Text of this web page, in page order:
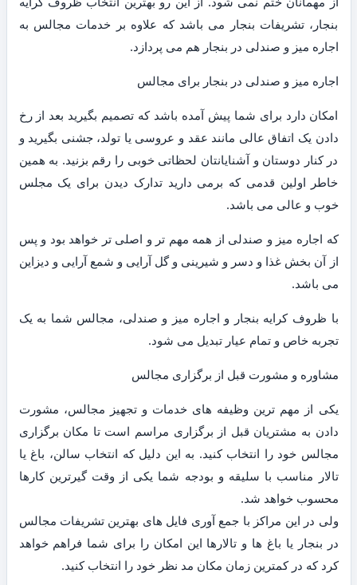
بنجار، تشریفات بنجار می باشد که علاوه بر خدمات مجالس به
اجاره میز و صندلی در بنجار هم می پردازد.
اجاره میز و صندلی در بنجار برای مجالس
امکان دارد برای شما پیش آمده باشد که تصمیم بگیرید بعد از رخ
دادن یک اتفاق عالی مانند عقد و عروسی یا تولد، جشنی بگیرید و
در کنار دوستان و آشنایانتان لحظاتی خوبی را رقم بزنید. به همین
خاطر اولین قدمی که برمی دارید تدارک دیدن برای یک مجلس
خوب و عالی می باشد.
که اجاره میز و صندلی از همه مهم تر و اصلی تر خواهد بود و پس
از آن بخش غذا و دسر و شیرینی و گل آرایی و شمع آرایی و دیزاین
می باشد.
با ظروف کرایه بنجار و اجاره میز و صندلی، مجالس شما به یک
تجربه خاص و تمام عیار تبدیل می شود.
مشاوره و مشورت قبل از برگزاری مجالس
یکی از مهم ترین وظیفه های خدمات و تجهیز مجالس، مشورت
دادن به مشتریان قبل از برگزاری مراسم است تا مکان برگزاری
مجالس خود را انتخاب کنید. به این دلیل که انتخاب سالن، باغ یا
تالار مناسب با سلیقه و بودجه شما یکی از وقت گیرترین کارها
محسوب خواهد شد.
ولی در این مراکز با جمع آوری فایل های بهترین تشریفات مجالس
در بنجار یا باغ ها و تالارها این امکان را برای شما فراهم خواهد
کرد که در کمترین زمان مکان مد نظر خود را انتخاب کنید.